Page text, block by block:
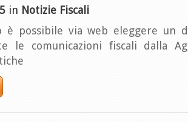
in Notizie Fiscali
è possibile via web eleggere un
le comunicazioni fiscali dalla